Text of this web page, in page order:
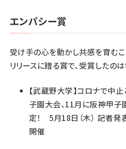
エンパシー賞
受け手の心を動かし共感を育む
リリースに贈る賞で、受賞したの
【武蔵野大学】コロナで中
子園大会、11月に阪神甲
定！ 5月18日（木） 記者発
開催